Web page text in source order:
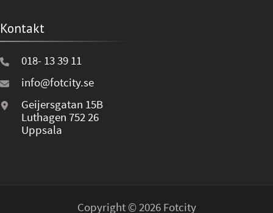
Kontakt
018- 13 39 11
info@fotcity.se
Geijersgatan 15B
Luthagen 752 26
Uppsala
Copyright © 2026 Fotcity